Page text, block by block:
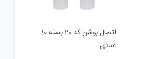
اتصال بوشن کد 20 بسته 10
عددی